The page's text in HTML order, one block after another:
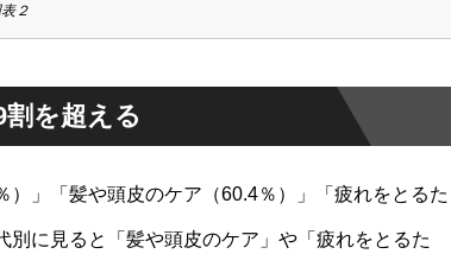
２
を超える
）」「髪や頭皮のケア（60.4％）」「疲れをとるた
に見ると「髪や頭皮のケア」や「疲れをとるた